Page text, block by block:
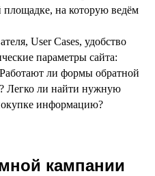
на которую ведём
User Cases, удобство
параметры сайта:
ли формы обратной
Легко ли найти нужную
информацию?
кампании